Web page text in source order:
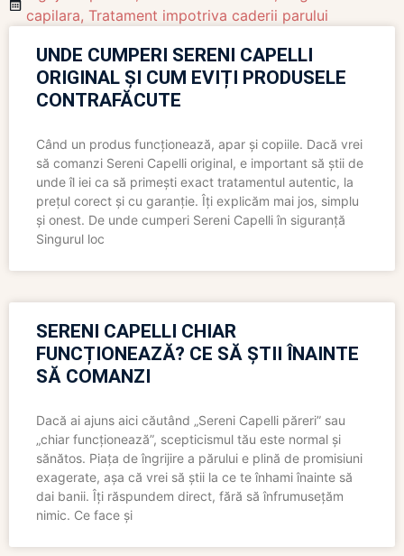
capilara, Tratament impotriva caderii parului
UNDE CUMPERI SERENI CAPELLI
ORIGINAL ȘI CUM EVIȚI PRODUSELE
CONTRAFĂCUTE
Când un produs funcționează, apar și copiile. Dacă vrei
să comanzi Sereni Capelli original, e important să știi de
unde îl iei ca să primești exact tratamentul autentic, la
prețul corect și cu garanție. Îți explicăm mai jos, simplu
și onest. De unde cumperi Sereni Capelli în siguranță
Singurul loc
SERENI CAPELLI CHIAR
FUNCȚIONEAZĂ? CE SĂ ȘTII ÎNAINTE
SĂ COMANZI
Dacă ai ajuns aici căutând „Sereni Capelli păreri” sau
„chiar funcționează”, scepticismul tău este normal și
sănătos. Piața de îngrijire a părului e plină de promisiuni
exagerate, așa că vrei să știi la ce te înhami înainte să
dai banii. Îți răspundem direct, fără să înfrumusețăm
nimic. Ce face și